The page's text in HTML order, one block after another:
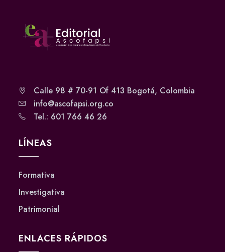
Calle 98 # 70-91 Of 413 Bogotá, Colombia
info@ascofapsi.org.co
Tel.: 601 766 46 26
LÍNEAS
Formativa
Investigativa
Patrimonial
ENLACES RÁPIDOS